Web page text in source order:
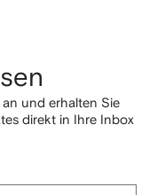
und erhalten Sie
direkt in Ihre Inbox